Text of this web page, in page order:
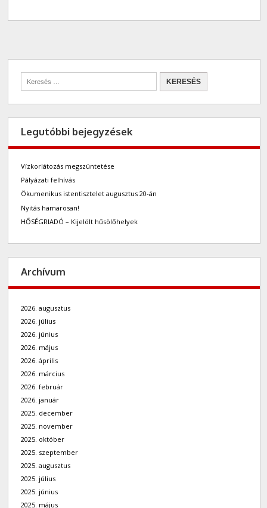
Legutóbbi bejegyzések
Vízkorlátozás megszüntetése
Pályázati felhívás
Ökumenikus istentisztelet augusztus 20-án
Nyitás hamarosan!
HŐSÉGRIADÓ – Kijelölt hűsölőhelyek
Archívum
2026. augusztus
2026. július
2026. június
2026. május
2026. április
2026. március
2026. február
2026. január
2025. december
2025. november
2025. október
2025. szeptember
2025. augusztus
2025. július
2025. június
2025. május